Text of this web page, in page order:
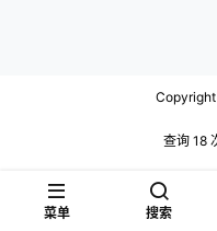
查询 18
菜单 搜索